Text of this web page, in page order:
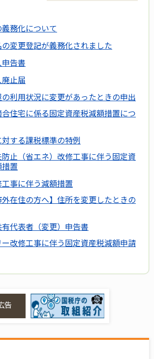
務化について
変更登記が義務化されました
告書
止届
利用状況に変更があったときの申出
住宅に係る固定資産税減額措置につ
する課税標準の特例
止（省エネ）改修工事に伴う固定資
置
事に伴う減額措置
外在住の方へ】住所を変更したときの
代表者（変更）申告書
改修工事に伴う固定資産税減額申請
告